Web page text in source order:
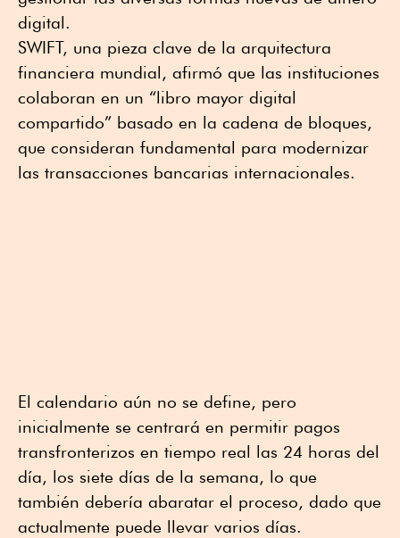
digital.
SWIFT, una pieza clave de la arquitectura
financiera mundial, afirmó que las instituciones
colaboran en un “libro mayor digital
compartido” basado en la cadena de bloques,
que consideran fundamental para modernizar
las transacciones bancarias internacionales.
El calendario aún no se define, pero
inicialmente se centrará en permitir pagos
transfronterizos en tiempo real las 24 horas del
día, los siete días de la semana, lo que
también debería abaratar el proceso, dado que
actualmente puede llevar varios días.